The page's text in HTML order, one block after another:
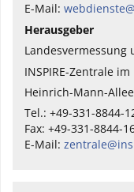
E-Mail:
Herausgeber
Landesvermessung
INSPIRE-Zentrale
Heinrich-Mann-
Tel.: +49-331-8844-
Fax: +49-331-8844-
E-Mail: